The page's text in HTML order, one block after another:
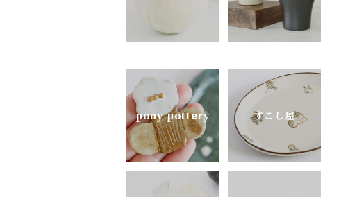
CHIHARU TOKUDA
mimi.un_bd
nagusa
pony pottery すこし屋